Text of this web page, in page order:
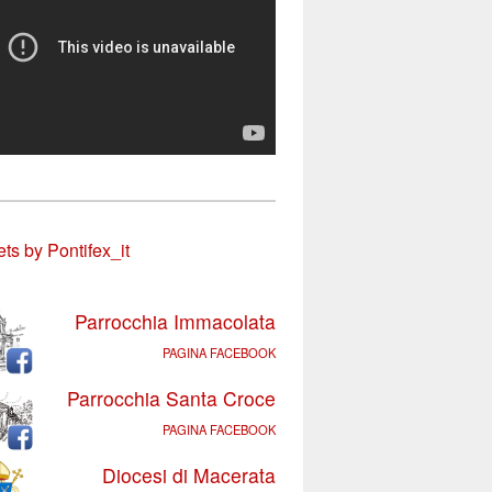
by Pontifex_it
Parrocchia Immacolata
PAGINA FACEBOOK
Parrocchia Santa Croce
PAGINA FACEBOOK
Diocesi di Macerata